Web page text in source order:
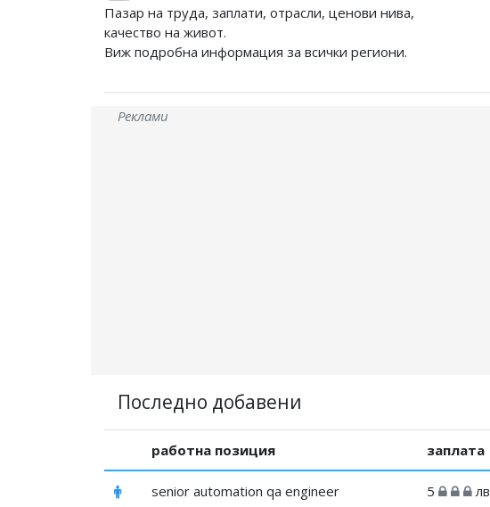
Пазар на труда, заплати, отрасли, ценови нива,
качество на живот.
Виж подробна информация за всички региони.
Реклами
Последно добавени
работна позиция заплата
senior automation qa engineer 5 лв